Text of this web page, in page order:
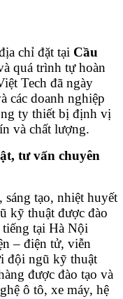
chỉ đặt tại Cầu
quá trình tự hoàn
Tech đã ngày
các doanh nghiệp
ty thiết bị định vị
và chất lượng.
tư vấn chuyên
sáng tạo, nhiệt huyết
kỹ thuật được đào
tại Hà Nội
– điện tử, viễn
đội ngũ kỹ thuật
được đào tạo và
ô tô, xe máy, hệ